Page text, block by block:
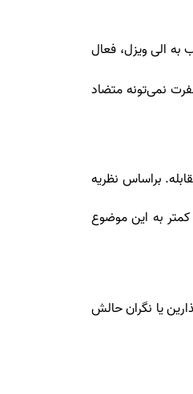
الی ویزل، فعال
نمی‌تونه متضاد
براساس نظریه
کمتر به این موضوع
یا نگران حالش